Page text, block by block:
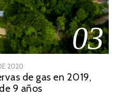
03
2020
DE
JULIO
de gas en 2019,
9 años